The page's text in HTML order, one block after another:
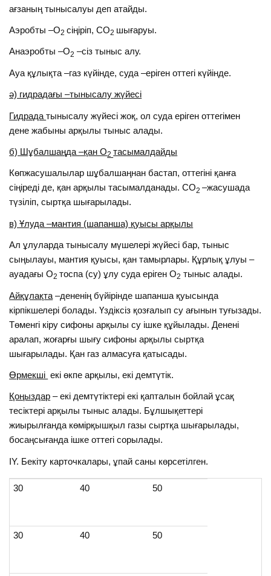
ағзаның тынысалуы деп атайды.
Аэробты –О2сіңіріп, СО2 шығаруы.
Анаэробты –О2 –сіз тыныс алу.
Ауа құлықта –газ күйінде, суда –еріген оттегі күйінде.
ә) гидрадағы –тынысалу жүйесі
Гидрадатынысалу жүйесі жоқ, ол суда еріген оттегімен
дене жабыны арқылы тыныс алады.
б) Шұбалшаңда –қан О2тасымалдайды
Көпжасушалылар шұбалшаңнан бастап, оттегіні қанға
сіңіреді де, қан арқылы тасымалданады. СО2–жасушада
түзіліп, сыртқа шығарылады.
в) Ұлуда –мантия (шапанша) қуысы арқылы
Ал ұлуларда тынысалу мүшелері жүйесі бар, тыныс
сыңылауы, мантия қуысы, қан тамырлары. Құрлық ұлуы –
ауадағы О2 тоспа (су) ұлу суда еріген О2 тыныс алады.
Айқұлақта –дененің бүйірінде шапанша қуысында
кірпікшелері болады. Үздіксіз қозғалып су ағынын туғызады.
Төменгі кіру сифоны арқылы су ішке құйылады. Денені
аралап, жоғарғы шығу сифоны арқылы сыртқа
шығарылады. Қан газ алмасуға қатысады.
Өрмекші екі өкпе арқылы, екі демтүтік.
Қоңыздар – екі демтүтіктері екі қапталын бойлай ұсақ
тесіктері арқылы тыныс алады. Бұлшықеттері
жиырылғанда көмірқышқыл газы сыртқа шығарылады,
босаңсығанда ішке оттегі сорылады.
ІY. Бекіту карточкалары, ұпай саны көрсетілген.
30 40 50
30 40 50